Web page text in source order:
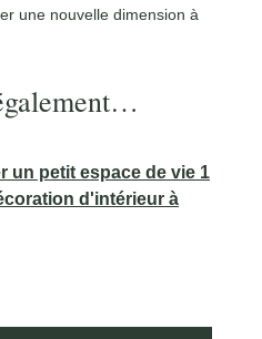
une nouvelle dimension à
un petit espace de vie 1
d'intérieur à